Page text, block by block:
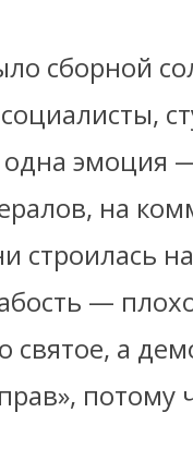
сборной
эмоция
на
строилась
—
а
потому